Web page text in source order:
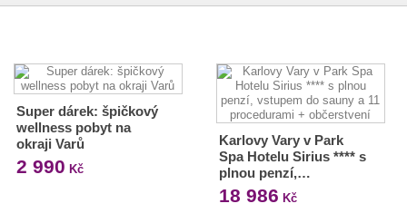
Super dárek: špičkový
wellness pobyt na
okraji Varů
2 990 Kč
Karlovy Vary v Park
Spa Hotelu Sirius **** s
plnou penzí,…
18 986 Kč